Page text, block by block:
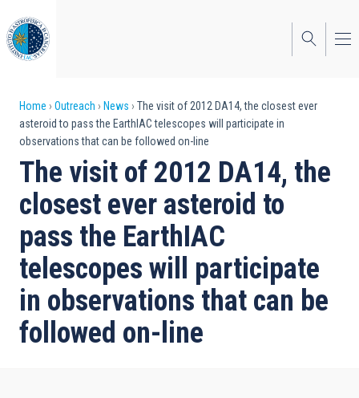
to
main
content
Breadcrumb
Home Outreach News
The visit of 2012 DA14, the closest ever
asteroid to pass the EarthIAC telescopes will participate in
observations that can be followed on-line
The visit of 2012 DA14, the
closest ever asteroid to
pass the EarthIAC
telescopes will participate
in observations that can be
followed on-line